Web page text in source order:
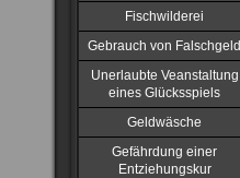
Fischwilderei
Gebrauch von Falschgeld
Unerlaubte Veanstaltung
eines Glücksspiels
Geldwäsche
Gefährdung einer
Entziehungskur